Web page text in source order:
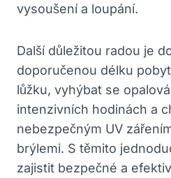
vysoušení a loupání.
Další důležitou radou je
doporučenou délku
lůžku, vyhýbat se
intenzivních hodinách a
nebezpečným UV
brýlemi. ⁤S těmito
zajistit bezpečné a